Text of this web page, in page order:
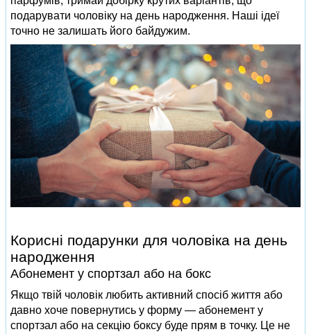
подарувати чоловіку на день народження. Наші ідеї
точно не залишать його байдужим.
Корисні подарунки для чоловіка на день
народження
Абонемент у спортзал або на бокс
Якщо твій чоловік любить активний спосіб життя або
давно хоче повернутись у форму — абонемент у
спортзал або на секцію боксу буде прям в точку. Це не